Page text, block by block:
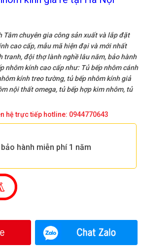
Tâm chuyên gia công sản xuất và lắp đặt
cao cấp, mẫu mã hiện đại và mới nhất
tranh, đội thợ lành nghề lâu năm, bảo hành
nhôm kính cao cấp như: Tủ bếp nhôm cánh
kính treo tường, tủ bếp nhôm kính giả
nội thất omega, tủ bếp hợp kim nhôm, tủ
hệ trực tiếp hotline: 0944770643
hành miễn phí 1 năm